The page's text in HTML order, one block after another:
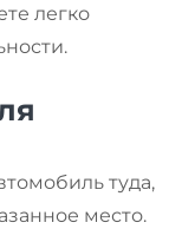
легко
туда,
место.